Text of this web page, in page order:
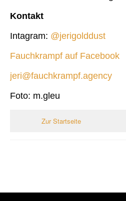
Kontakt
Intagram: @jerigolddust
Fauchkrampf auf Facebook
jeri@fauchkrampf.agency
Foto: m.gleu
Zur Startseite